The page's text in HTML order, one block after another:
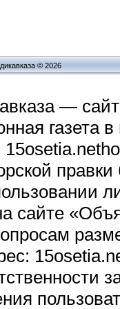
© 2026
—
газета
сайте